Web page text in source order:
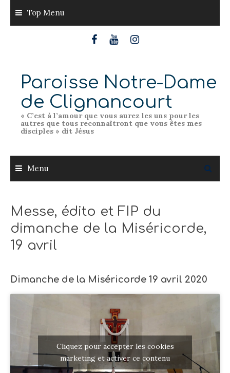
content
Top Menu
Paroisse Notre-Dame
de Clignancourt
« C’est à l’amour que vous aurez les uns pour les
autres que tous reconnaîtront que vous êtes mes
disciples » dit Jésus
Menu
Messe, édito et FIP du
dimanche de la Miséricorde,
19 avril
Dimanche de la Miséricorde 19 avril 2020
Cliquez pour accepter les cookies
marketing et activer ce contenu